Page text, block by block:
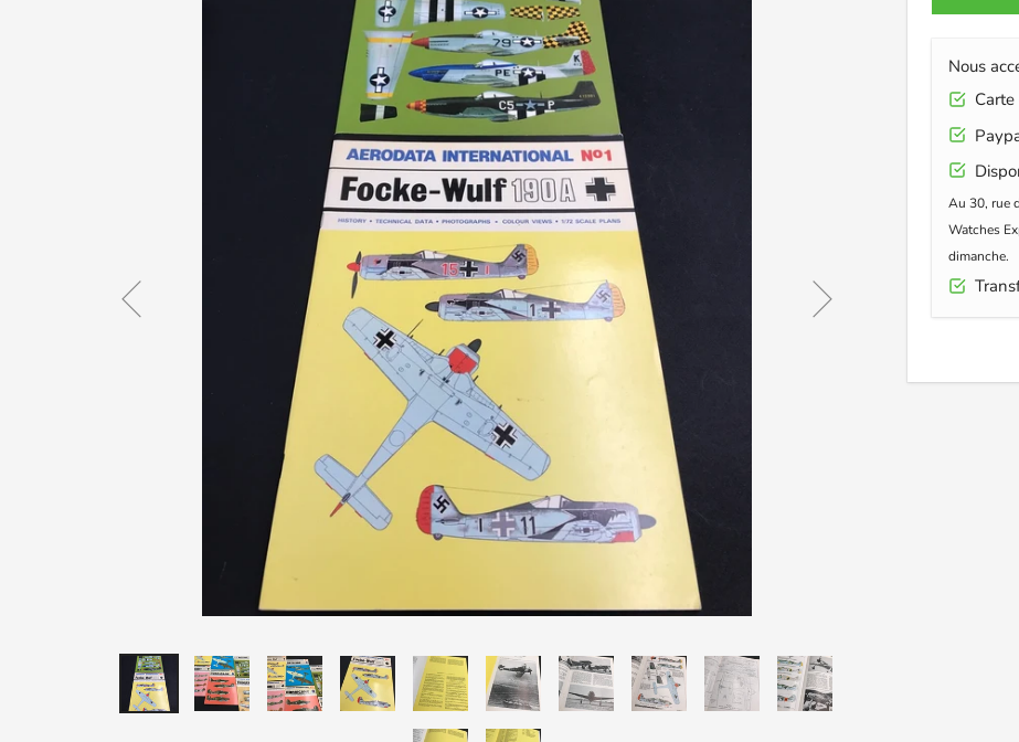
Nous
Au 30, rue
Watches
dimanche.